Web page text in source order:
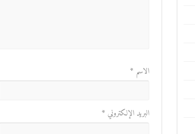
الاسم *
البريد الإلكتروني *